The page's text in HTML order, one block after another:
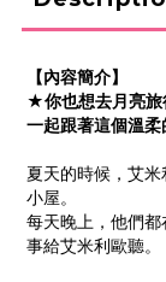
【內容簡介】
★你也想去月亮旅
一起跟著這個溫柔
夏天的時候，艾
小屋。
每天晚上，他們
事給艾米利歐聽。